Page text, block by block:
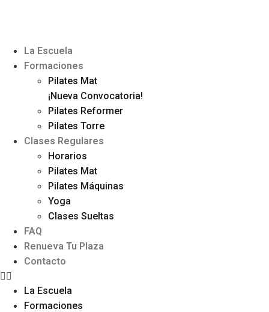
La Escuela
Formaciones
Pilates Mat
¡Nueva Convocatoria!
Pilates Reformer
Pilates Torre
Clases Regulares
Horarios
Pilates Mat
Pilates Máquinas
Yoga
Clases Sueltas
FAQ
Renueva Tu Plaza
Contacto
La Escuela
Formaciones